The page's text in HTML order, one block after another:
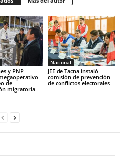
y PNP
de
migratoria
Nacional
JEE de Tacna instaló
comisión de prevención
de conflictos electorales